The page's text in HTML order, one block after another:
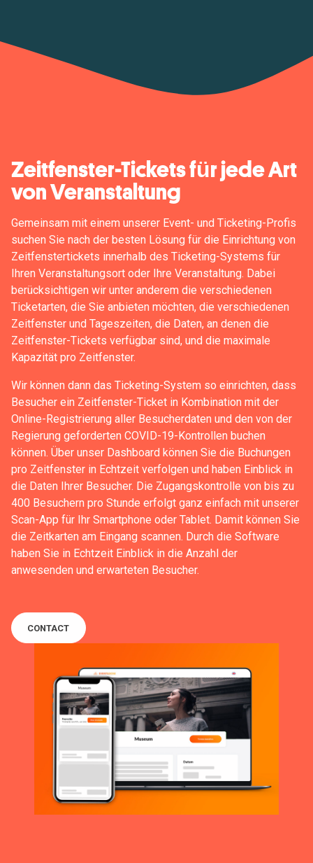
Zeitfenster-Tickets für jede Art
von Veranstaltung
Gemeinsam mit einem unserer Event- und Ticketing-Profis
suchen Sie nach der besten Lösung für die Einrichtung von
Zeitfenstertickets innerhalb des Ticketing-Systems für
Ihren Veranstaltungsort oder Ihre Veranstaltung. Dabei
berücksichtigen wir unter anderem die verschiedenen
Ticketarten, die Sie anbieten möchten, die verschiedenen
Zeitfenster und Tageszeiten, die Daten, an denen die
Zeitfenster-Tickets verfügbar sind, und die maximale
Kapazität pro Zeitfenster.
Wir können dann das Ticketing-System so einrichten, dass
Besucher ein Zeitfenster-Ticket in Kombination mit der
Online-Registrierung aller Besucherdaten und den von der
Regierung geforderten COVID-19-Kontrollen buchen
können. Über unser Dashboard können Sie die Buchungen
pro Zeitfenster in Echtzeit verfolgen und haben Einblick in
die Daten Ihrer Besucher. Die Zugangskontrolle von bis zu
400 Besuchern pro Stunde erfolgt ganz einfach mit unserer
Scan-App für Ihr Smartphone oder Tablet. Damit können Sie
die Zeitkarten am Eingang scannen. Durch die Software
haben Sie in Echtzeit Einblick in die Anzahl der
anwesenden und erwarteten Besucher.
CONTACT